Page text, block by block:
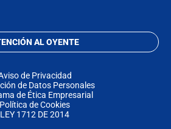
AL OYENTE
de Privacidad
de Datos Personales
de Ética Empresarial
Política de Cookies
LEY 1712 DE 2014